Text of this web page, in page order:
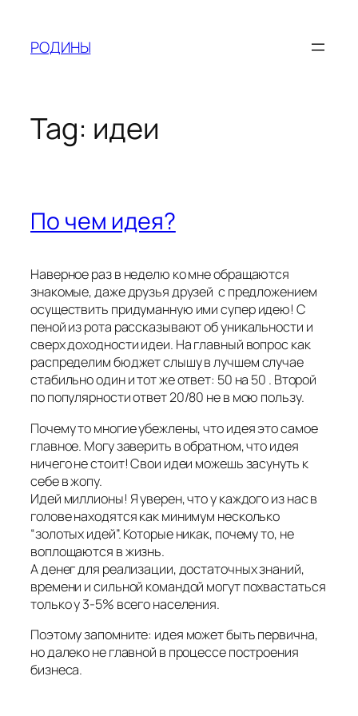
content
РОДИНЫ
Tag: идеи
По чем идея?
Наверное раз в неделю ко мне обращаются
знакомые, даже друзья друзей с предложением
осуществить придуманную ими супер идею! С
пеной из рота рассказывают об уникальности и
сверх доходности идеи. На главный вопрос как
распределим бюджет слышу в лучшем случае
стабильно один и тот же ответ: 50 на 50 . Второй
по популярности ответ 20/80 не в мою пользу.
Почему то многие убежлены, что идея это самое
главное. Могу заверить в обратном, что идея
ничего не стоит! Свои идеи можешь засунуть к
себе в жопу.
Идей миллионы! Я уверен, что у каждого из нас в
голове находятся как минимум несколько
“золотых идей”. Которые никак, почему то, не
воплощаются в жизнь.
А денег для реализации, достаточных знаний,
времени и сильной командой могут похвастаться
только у 3-5% всего населения.
Поэтому запомните: идея может быть первична,
но далеко не главной в процессе построения
бизнеса.